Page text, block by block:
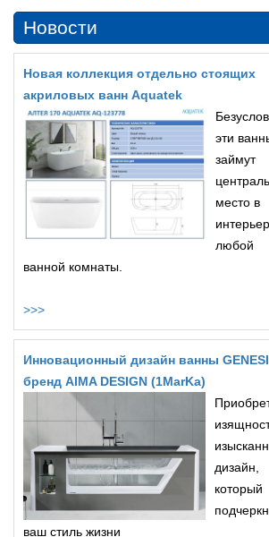
Новости
Новая коллекция отдельно стоящих
акриловых ванн Aquatek
эти
займут
место в
любой
ванной комнаты.
>>>
Инновационный дизайн ванны
бренд AIMA DESIGN (1MarKa)
дизайн,
который
ваш стиль жизни